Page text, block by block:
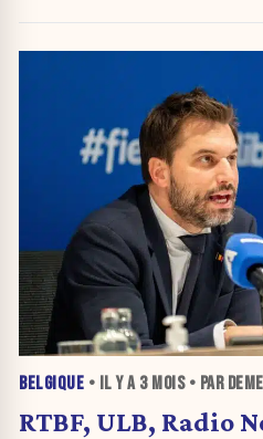
BELGIQUE • IL Y A 3 MOIS• PAR
RTBF, ULB, Radio